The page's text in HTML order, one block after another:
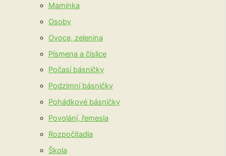
Maminka
Osoby
Ovoce, zelenina
Písmena a číslice
Počasí básničky
Podzimní básničky
Pohádkové básničky
Povolání, řemesla
Rozpočítadla
Škola